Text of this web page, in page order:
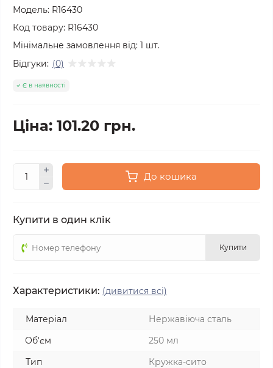
Модель: R16430
Код товару: R16430
Мінімальне замовлення від: 1 шт.
Відгуки: (0)
Є в наявності
Ціна: 101.20 грн.
До кошика
Купити в один клік
Купити
Характеристики: (дивитися всі)
Матеріал
Нержавіюча сталь
Об'єм
250 мл
Тип
Кружка-сито